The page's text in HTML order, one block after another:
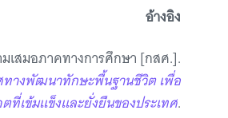
อ้างอิง
เสมอภาคทางการศึกษา [กสศ.].
างพัฒนาทักษะพื้นฐานชีวิต เพื่อ
ที่เข้มแข็งและยั่งยืนของประเทศ.